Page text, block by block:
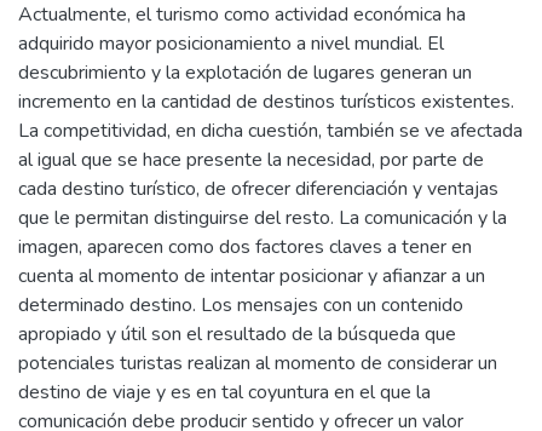
Actualmente, el turismo como actividad económica ha
adquirido mayor posicionamiento a nivel mundial. El
descubrimiento y la explotación de lugares generan un
incremento en la cantidad de destinos turísticos existentes.
La competitividad, en dicha cuestión, también se ve afectada
al igual que se hace presente la necesidad, por parte de
cada destino turístico, de ofrecer diferenciación y ventajas
que le permitan distinguirse del resto. La comunicación y la
imagen, aparecen como dos factores claves a tener en
cuenta al momento de intentar posicionar y afianzar a un
determinado destino. Los mensajes con un contenido
apropiado y útil son el resultado de la búsqueda que
potenciales turistas realizan al momento de considerar un
destino de viaje y es en tal coyuntura en el que la
comunicación debe producir sentido y ofrecer un valor